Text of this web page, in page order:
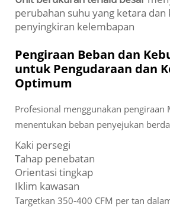
perubahan suhu yang ketara
penyingkiran kelembapan
Pengiraan Beban dan
untuk Pengudaraan dan
Optimum
Profesional menggunakan pengiraan
menentukan beban penyejukan
Kaki persegi
Tahap penebatan
Orientasi tingkap
Iklim kawasan
Targetkan 350-400 CFM per tan